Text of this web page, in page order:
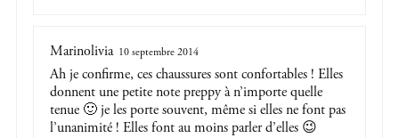
Marinolivia 10 septembre 2014
Ah je confirme, ces chaussures sont confortables ! Elles
donnent une petite note preppy à n’importe quelle
tenue 🙂 je les porte souvent, même si elles ne font pas
l’unanimité ! Elles font au moins parler d’elles 😉